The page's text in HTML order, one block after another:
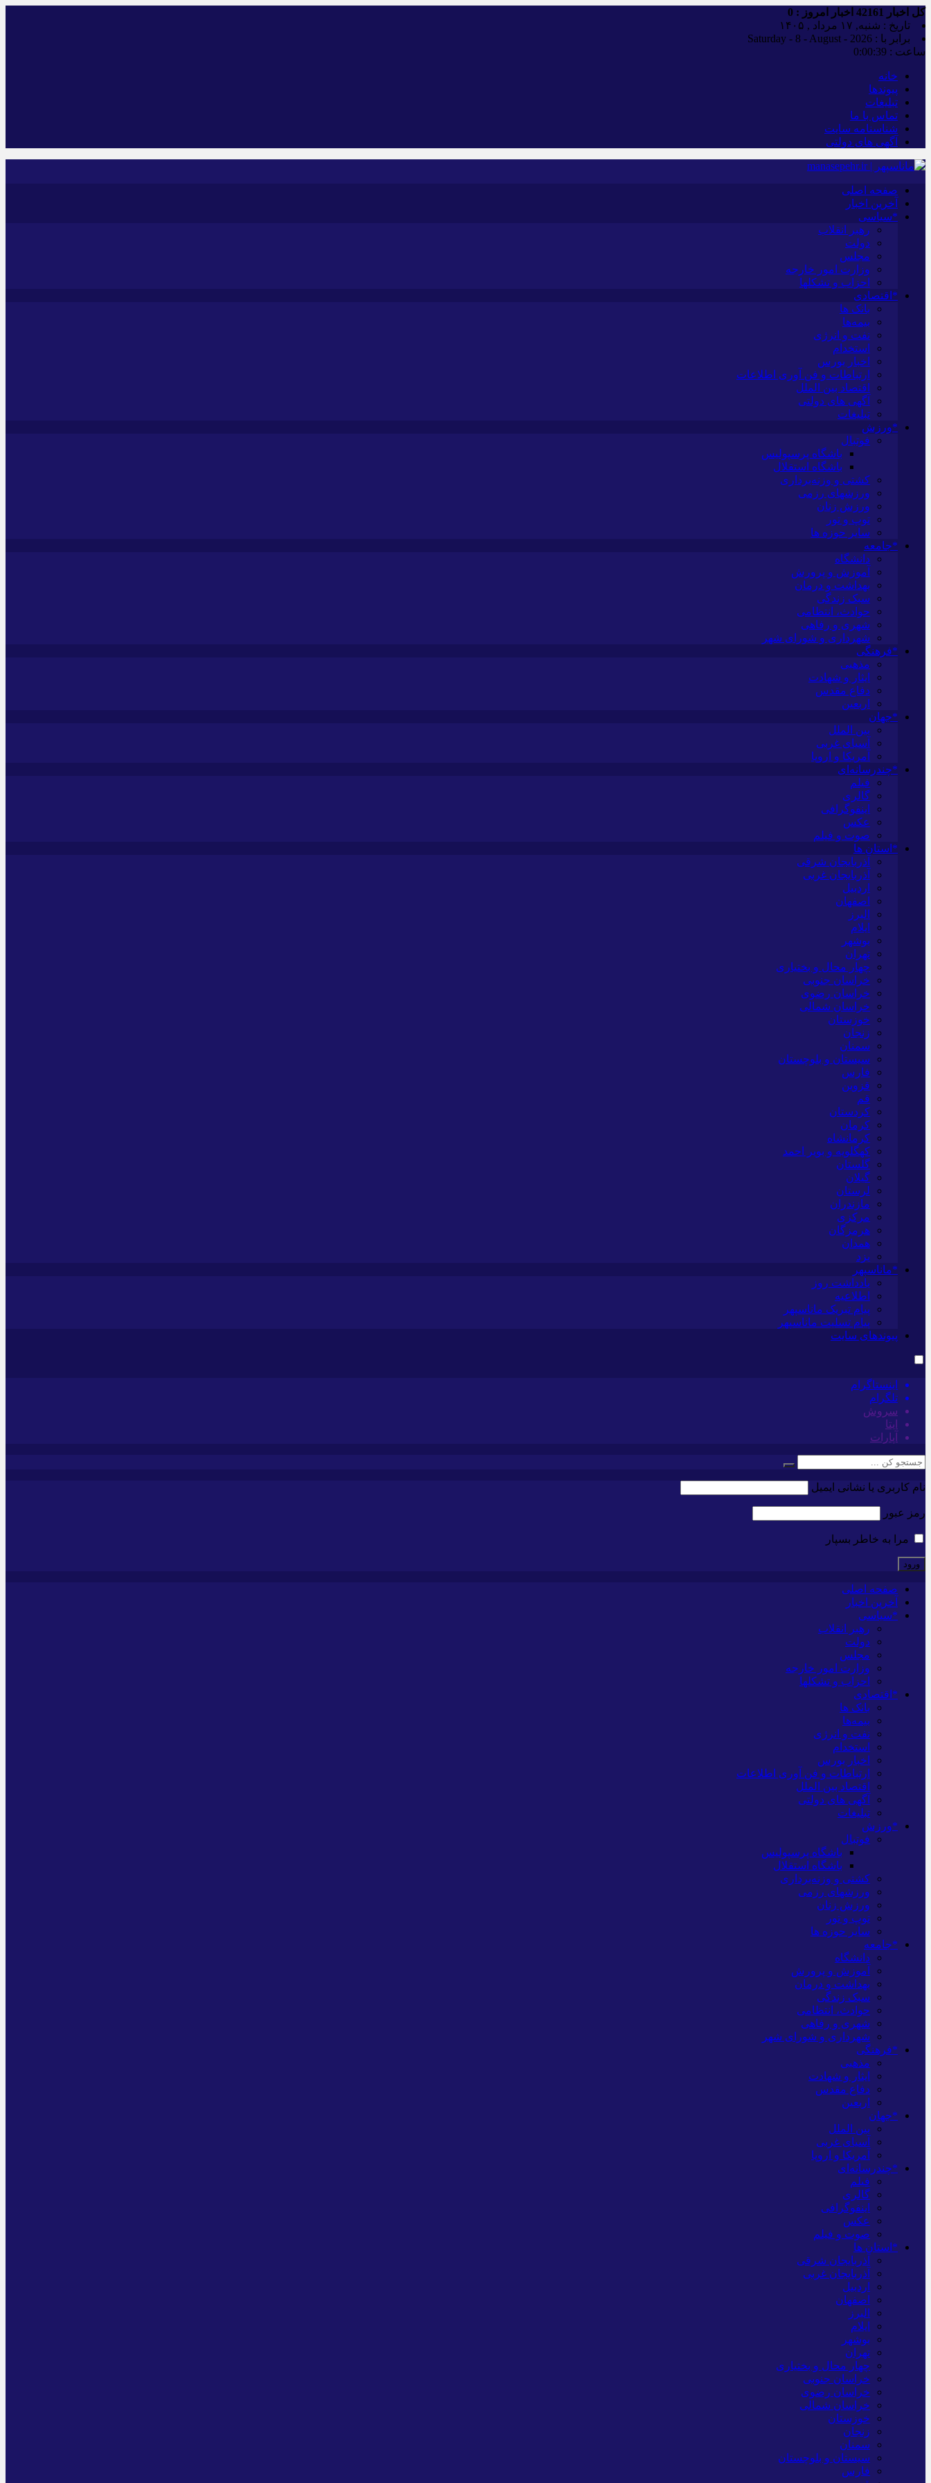
کل اخبار اخبار امروز : 0
تاریخ : شنبه, ۱۷ مرداد , ۱۴۰۵
برابر با : Saturday - 8 - August - 2026
ساعت : 0:00:40
خانه
پیوندها
تبلیغات
تماس با ما
شناسنامه سایت
آگهی های دولتی
صفحه اصلی
آخرین اخبار
*سیاسی
رهبر انقلاب
دولت
مجلس
وزارت امور خارجه
احزاب و تشکلها
*اقتصادی
بانک ها
بیمه‌ها
نفت و انرژی
استخدام
اخبار بورس
ارتباطات و فن آوری اطلاعات
اقتصاد بین الملل
آگهی های دولتی
تبلیغات
*ورزش
فوتبال
باشگاه پرسپولیس
باشگاه استقلال
کشتی و وزنه‌برداری
ورزشهای رزمی
ورزش زنان
توپ و تور
سایر حوزه ها
*جامعه
دانشگاه
آموزش و پرورش
بهداشت و درمان
سبک زندگی
حوادث، انتظامی
شهری و رفاهی
شهرداری و شورای شهر
*فرهنگی
مذهبی
ایثار و شهادت
دفاع مقدس
اربعین
*جهان
بین الملل
آسیای غربی
آمریکا و اروپا
*چندرسانه‌ای
فیلم
گالری
اینفوگرافی
عکس
صوت و فیلم
*استان ها
آذربایجان شرقی
آذربایجان غربی
اردبیل
اصفهان
البرز
ایلام
بوشهر
تهران
چهار محال و بختیاری
خراسان جنوبی
خراسان رضوی
خراسان شمالی
خوزستان
زنجان
سمنان
سیستان و بلوچستان
فارس
قزوین
قم
کردستان
کرمان
کرمانشاه
کهگلویه و بویر احمد
گلستان
گیلان
لرستان
مازندران
مرکزی
هرمزگان
همدان
یزد
*ماناسپهر
یادداشت روز
اطلاعیه
پیام تبریک ماناسپهر
پیام تسلیت ماناسپهر
پیوندهای سایت
اینستاگرام
تلگرام
سروش
ایتا
آپارات
نام کاربری یا نشانی ایمیل
رمز عبور
مرا به خاطر بسپار
صفحه اصلی
آخرین اخبار
*سیاسی
رهبر انقلاب
دولت
مجلس
وزارت امور خارجه
احزاب و تشکلها
*اقتصادی
بانک ها
بیمه‌ها
نفت و انرژی
استخدام
اخبار بورس
ارتباطات و فن آوری اطلاعات
اقتصاد بین الملل
آگهی های دولتی
تبلیغات
*ورزش
فوتبال
باشگاه پرسپولیس
باشگاه استقلال
کشتی و وزنه‌برداری
ورزشهای رزمی
ورزش زنان
توپ و تور
سایر حوزه ها
*جامعه
دانشگاه
آموزش و پرورش
بهداشت و درمان
سبک زندگی
حوادث، انتظامی
شهری و رفاهی
شهرداری و شورای شهر
*فرهنگی
مذهبی
ایثار و شهادت
دفاع مقدس
اربعین
*جهان
بین الملل
آسیای غربی
آمریکا و اروپا
*چندرسانه‌ای
فیلم
گالری
اینفوگرافی
عکس
صوت و فیلم
*استان ها
آذربایجان شرقی
آذربایجان غربی
اردبیل
اصفهان
البرز
ایلام
بوشهر
تهران
چهار محال و بختیاری
خراسان جنوبی
خراسان رضوی
خراسان شمالی
خوزستان
زنجان
سمنان
سیستان و بلوچستان
فارس